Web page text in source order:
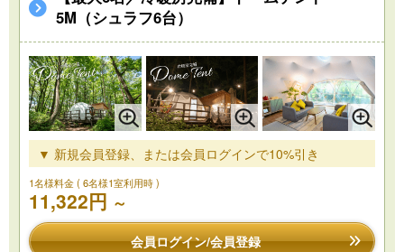
5M（シュラフ6台）
▼ 新規会員登録、または会員ログインで10%引き
1名様料金( 6名様1室利用時 )
11,322円 ～
会員ログイン/会員登録